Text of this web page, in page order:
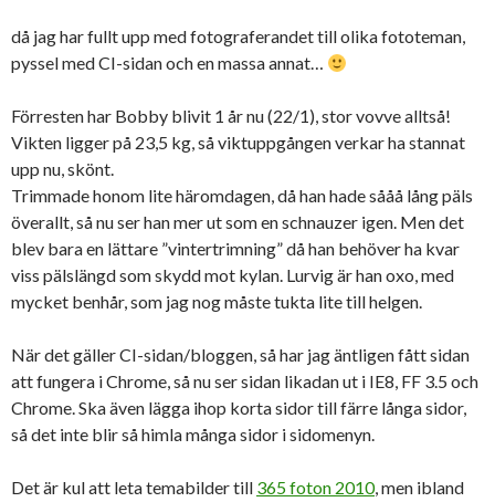
då jag har fullt upp med fotograferandet till olika fototeman,
pyssel med CI-sidan och en massa annat…
Förresten har Bobby blivit 1 år nu (22/1), stor vovve alltså!
Vikten ligger på 23,5 kg, så viktuppgången verkar ha stannat
upp nu, skönt.
Trimmade honom lite häromdagen, då han hade sååå lång päls
överallt, så nu ser han mer ut som en schnauzer igen. Men det
blev bara en lättare ”vintertrimning” då han behöver ha kvar
viss pälslängd som skydd mot kylan. Lurvig är han oxo, med
mycket benhår, som jag nog måste tukta lite till helgen.
När det gäller CI-sidan/bloggen, så har jag äntligen fått sidan
att fungera i Chrome, så nu ser sidan likadan ut i IE8, FF 3.5 och
Chrome. Ska även lägga ihop korta sidor till färre långa sidor,
så det inte blir så himla många sidor i sidomenyn.
Det är kul att leta temabilder till 365 foton 2010, men ibland